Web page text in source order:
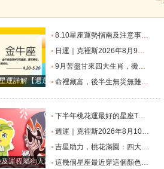
運詳解【週運2024年12月9日-12月15日】
8.10星座運勢指南及注意事項（上）_補償_會發生_一個重大的
日運｜克裡斯2026年8月9日十二星座運勢_方便會_變動_愛人
9月苦盡甘來四大生肖，黴運散盡福氣進門，日子越過越紅火_九月_機會_主動
命裡藏富，後半生無災無難的三大星座女_雙子座_女子_修來
運程屬狗人2024運勢好嗎
下半年桃花運最好的星座TOP4_獅子座_木星_魅力
週運｜克裡斯2026年8月10日-8月16日十二星座一週展望_火星_日食_人生道路
吉星助力，桃花滿園：四大星座迎接真愛時刻，驅散孤單_關係_能量_機會
這幾個星座最近穿這個顏色，說不定能撞上好運哦_米白_朋友_勁兒